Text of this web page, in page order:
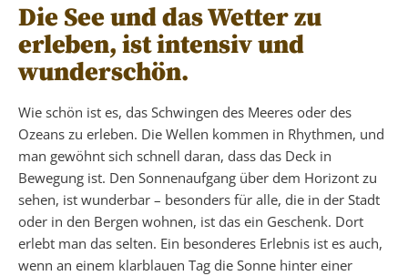
Die See und das Wetter zu
erleben, ist intensiv und
wunderschön.
Wie schön ist es, das Schwingen des Meeres oder des
Ozeans zu erleben. Die Wellen kommen in Rhythmen, und
man gewöhnt sich schnell daran, dass das Deck in
Bewegung ist. Den Sonnenaufgang über dem Horizont zu
sehen, ist wunderbar – besonders für alle, die in der Stadt
oder in den Bergen wohnen, ist das ein Geschenk. Dort
erlebt man das selten. Ein besonderes Erlebnis ist es auch,
wenn an einem klarblauen Tag die Sonne hinter einer